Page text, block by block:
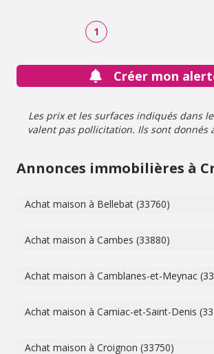
1
Créer mon
Les prix et les surfaces indiqués dans
valent pas pollicitation. Ils sont donnés
Annonces immobilières à
Achat maison à Bellebat (33760)
Achat maison à Cambes (33880)
Achat maison à Camblanes-et-Meynac
Achat maison à Camiac-et-Saint-Denis
Achat maison à Croignon (33750)